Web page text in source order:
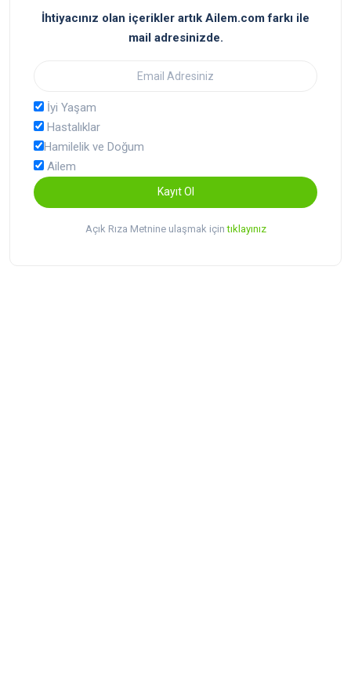
İhtiyacınız olan içerikler artık Ailem.com farkı ile
mail adresinizde.
İyi Yaşam
Hastalıklar
Hamilelik ve Doğum
Ailem
Kayıt Ol
Açık Rıza Metnine ulaşmak içintıklayınız